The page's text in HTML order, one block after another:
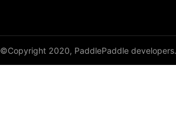
©Copyright 2020, PaddlePaddle developers.